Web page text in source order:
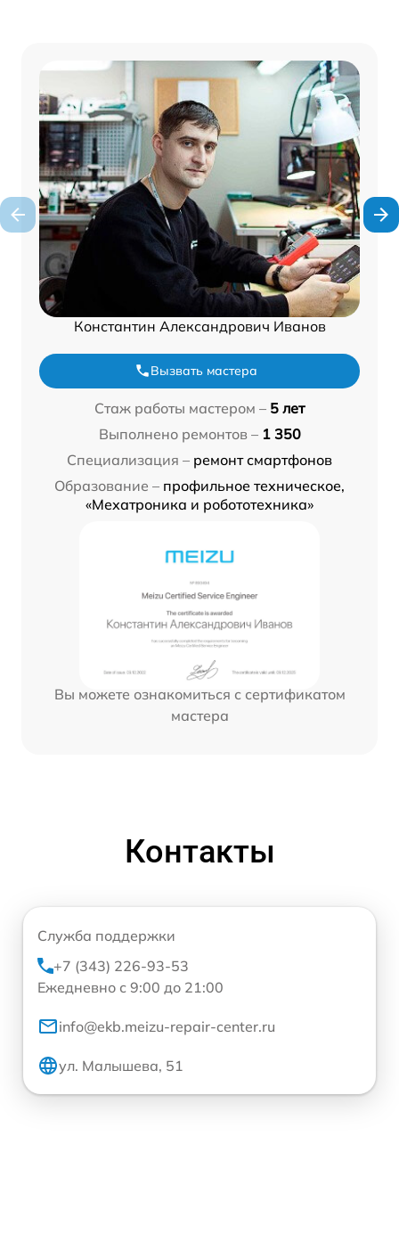
Константин Александрович Иванов
Вызвать мастера
Стаж работы мастером – 5 лет
Выполнено ремонтов – 1 350
Специализация – ремонт смартфонов
Образование – профильное техническое,
«Мехатроника и робототехника»
Вы можете ознакомиться с сертификатом
мастера
Контакты
Служба поддержки
+7 (343) 226-93-53
Ежедневно с 9:00 до 21:00
info@ekb.meizu-repair-center.ru
ул. Малышева, 51